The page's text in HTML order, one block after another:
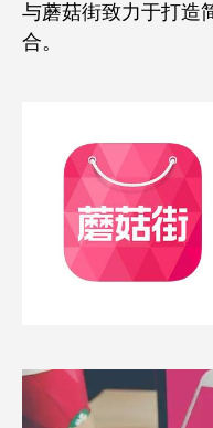
与蘑菇街致力于打造
合。